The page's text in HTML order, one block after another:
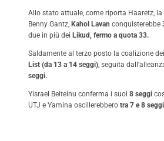
Allo stato attuale, come riporta Haaretz,
Benny Gantz, Kahol Lavan conquisterebbe
due in più dei Likud, fermo a quota 33.
Saldamente al terzo posto la coalizione
List (da 13 a 14 seggi), seguita
seggi.
Yisrael Beiteinu conferma i suoi 8 seggi
UTJ e Yamina oscillerebbero tra 7 e 8 seggi